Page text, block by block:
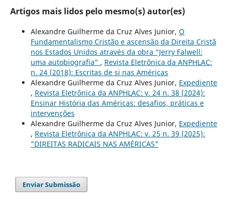
Artigos mais lidos pelo mesmo(s) autor(es)
Alexandre Guilherme da Cruz Alves Junior, O
Fundamentalismo Cristão e ascensão da Direita Cristã
nos Estados Unidos através da obra “Jerry Falwell:
uma autobiografia” , Revista Eletrônica da ANPHLAC:
n. 24 (2018): Escritas de si nas Américas
Alexandre Guilherme da Cruz Alves Junior, Expediente
, Revista Eletrônica da ANPHLAC: v. 24 n. 38 (2024):
Ensinar História das Américas: desafios, práticas e
intervenções
Alexandre Guilherme da Cruz Alves Junior, Expediente
, Revista Eletrônica da ANPHLAC: v. 25 n. 39 (2025):
"DIREITAS RADICAIS NAS AMÉRICAS"
Enviar Submissão